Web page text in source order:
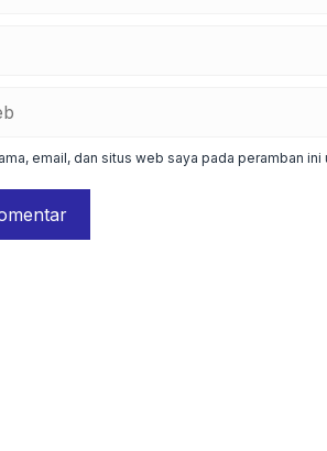
email, dan situs web saya pada peramban